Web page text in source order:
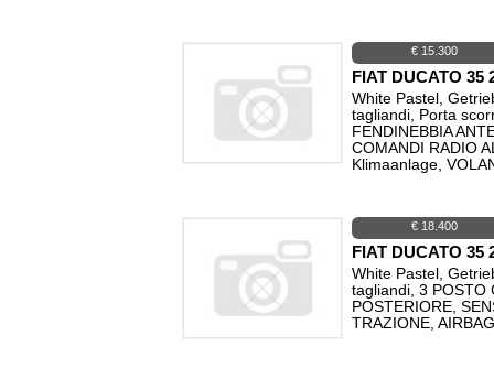
€ 15.300
FIAT DUCATO 35
White Pastel,
tagliandi, Porta
FENDINEBBIA
COMANDI RADIO
Klimaanlage,
€ 18.400
FIAT DUCATO 35
White Pastel,
tagliandi, 3 POSTO
POSTERIORE,
TRAZIONE,